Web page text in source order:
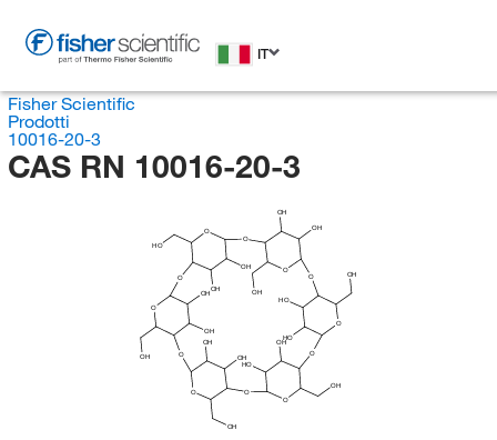
IT
Fisher Scientific
Prodotti
10016-20-3
CAS RN 10016-20-3
OH
O
O
HO
HO
O
OH
O
OH
HO
O
OH
O
OH
OH
O
OH
O
OH
OH
O
OH
O
OH
OH
O
HO
O
OH
OH